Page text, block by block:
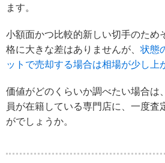
ます。
小額面かつ比較的新しい切手のため
格に大きな差はありませんが、 状態
ットで売却する場合は相場が少し上
価値がどのくらいか調べたい場合は
員が在籍している専門店に、一度査
がでしょうか。